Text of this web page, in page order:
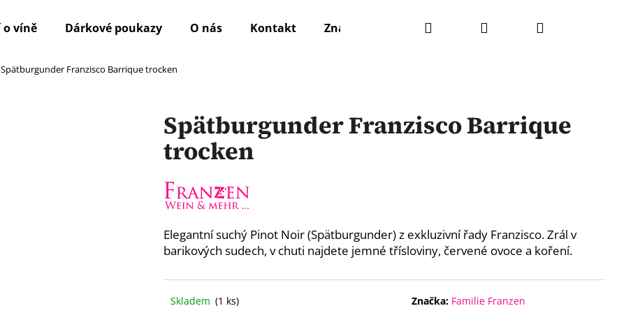
o víně Dárkové poukazy O nás Kontakt Značky Hledat PřihlášeníNákupní
Spätburgunder Franzisco Barrique trocken
Spätburgunder Franzisco Barrique
trocken
Elegantní suchý Pinot Noir (Spätburgunder) z exkluzivní řady Franzisco. Zrál v
barikových sudech, v chuti najdete jemné třísloviny, červené ovoce a koření.
Skladem (1 ks) Značka: Familie Franzen
Co potřebujete najít?
HLEDAT